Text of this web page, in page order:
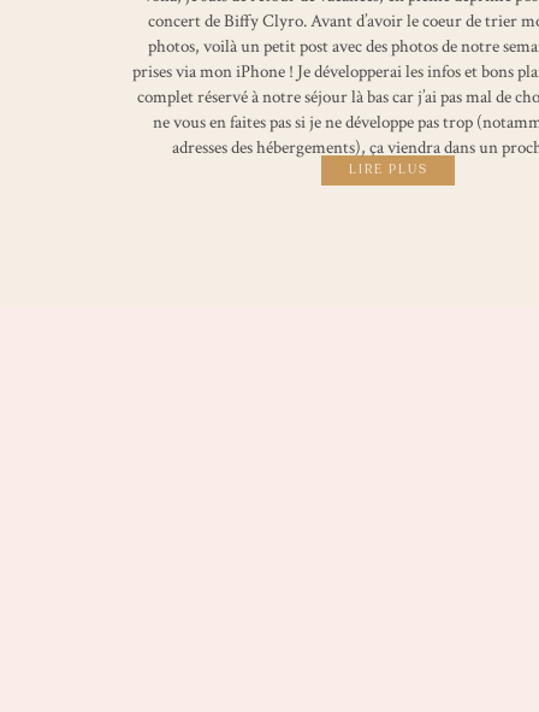
LIRE PLUS
concert de Biffy Clyro. Avant d’avoir le coeur de trier
photos, voilà un petit post avec des photos de notre
prises via mon iPhone ! Je développerai les infos et bons
complet réservé à notre séjour là bas car j’ai pas mal de
ne vous en faites pas si je ne développe pas trop
adresses des hébergements), ça viendra dans un